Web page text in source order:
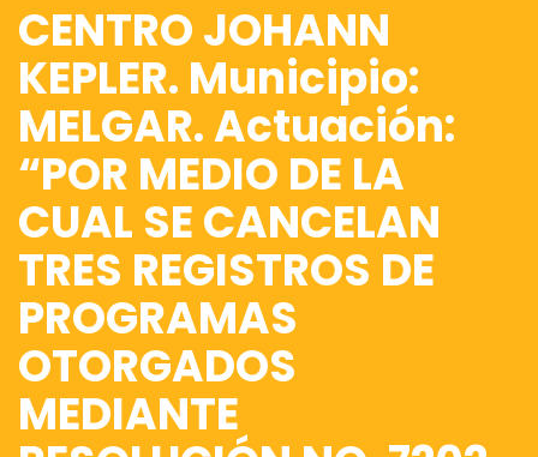
CENTRO JOHANN
KEPLER. Municipio:
MELGAR. Actuación:
“POR MEDIO DE LA
CUAL SE CANCELAN
TRES REGISTROS DE
PROGRAMAS
OTORGADOS
MEDIANTE